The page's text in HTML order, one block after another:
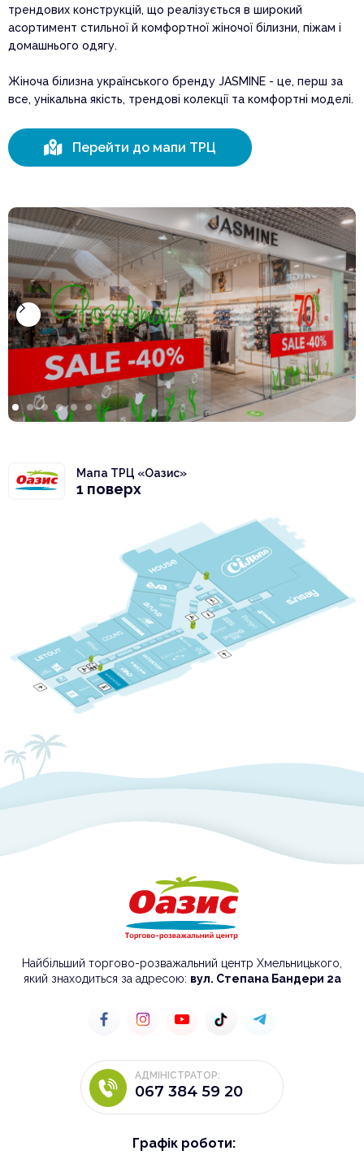
трендових конструкцій, що реалізується в широкий
асортимент стильної й комфортної жіночої білизни, піжам і
домашнього одягу.
Жіноча білизна українського бренду JASMINE - це, перш за
все, унікальна якість, трендові колекції та комфортні моделі.
 Перейти до мапи ТРЦ
Мапа ТРЦ «Оазис»
1 поверх
Найбільший торгово-розважальний центр Хмельницького,
який знаходиться за адресою: вул. Степана Бандери 2а
АДМІНІСТРАТОР:
067 384 59 20
Графік роботи: